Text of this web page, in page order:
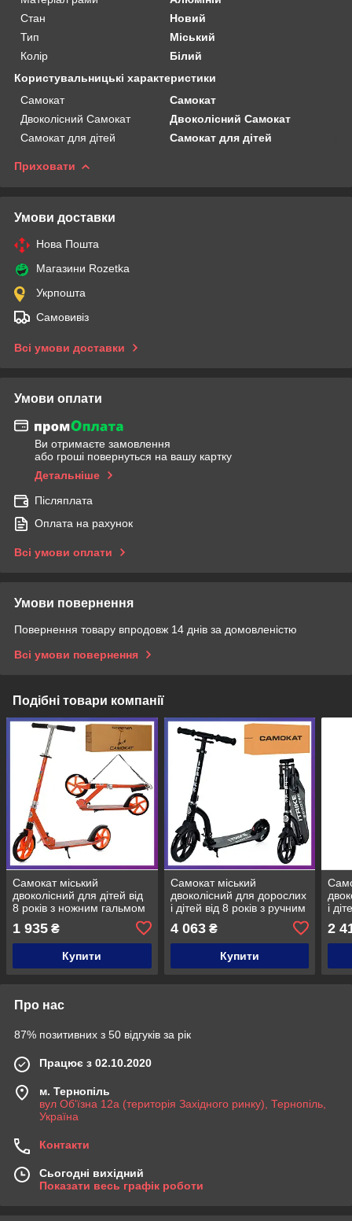
Стан
Новий
Тип
Міський
Колір
Білий
Користувальницькі характеристики
Самокат
Самокат
Двоколісний Самокат
Двоколісний Самокат
Самокат для дітей
Самокат для дітей
Приховати
Умови доставки
Нова Пошта
Магазини Rozetka
Укрпошта
Самовивіз
Всі умови доставки
Умови оплати
Ви отримаєте замовлення
або гроші повернуться на вашу картку
Детальніше
Післяплата
Оплата на рахунок
Всі умови оплати
Умови повернення
Повернення товару впродовж 14 днів за домовленістю
Всі умови повернення
Подібні товари компанії
Самокат міський
двоколісний для дітей від
8 років з ножним гальмом
Жовтогарячий
1 935 ₴
Купити
Самокат міський
двоколісний для дорослих
і дітей від 8 років з ручним
гальмом ITRIKE SR 2-035-
2 чорний
4 063₴
Купити
і
2
Про нас
87% позитивних з 50 відгуків за рік
Працює з 02.10.2020
м. Тернопіль
вул Об'їзна 12а (територія Західного ринку), Тернопіль,
Україна
Контакти
Сьогодні вихідний
Показати весь графік роботи